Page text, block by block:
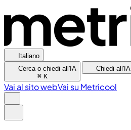
Italiano
Cerca o chiedi all'IA
⌘ K
Chiedi all'IA
Vai al sito webVai su Metricool